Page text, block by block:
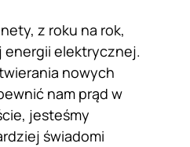
z roku na rok,
energii elektrycznej.
nowych
nam prąd w
jesteśmy
świadomi